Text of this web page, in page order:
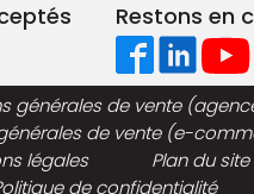
Restons en
générales de vente
de vente (e-
légales
Plan du site
de confidentialité